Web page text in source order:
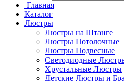
Главная
Каталог
Люстры
Люстры на Штанге
Люстры Потолочные
Люстры Подвесные
Светодиодные
Хрустальные Люстры
Детские Люстры и Бра